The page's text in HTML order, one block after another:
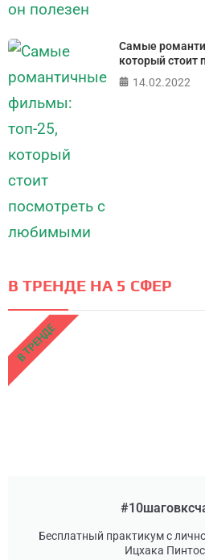
Самые
который
14.02.2022
В ТРЕНДЕ НА 5 СФЕР
Бесплатный практикум с
Ицхака
В ТРЕНДЕ